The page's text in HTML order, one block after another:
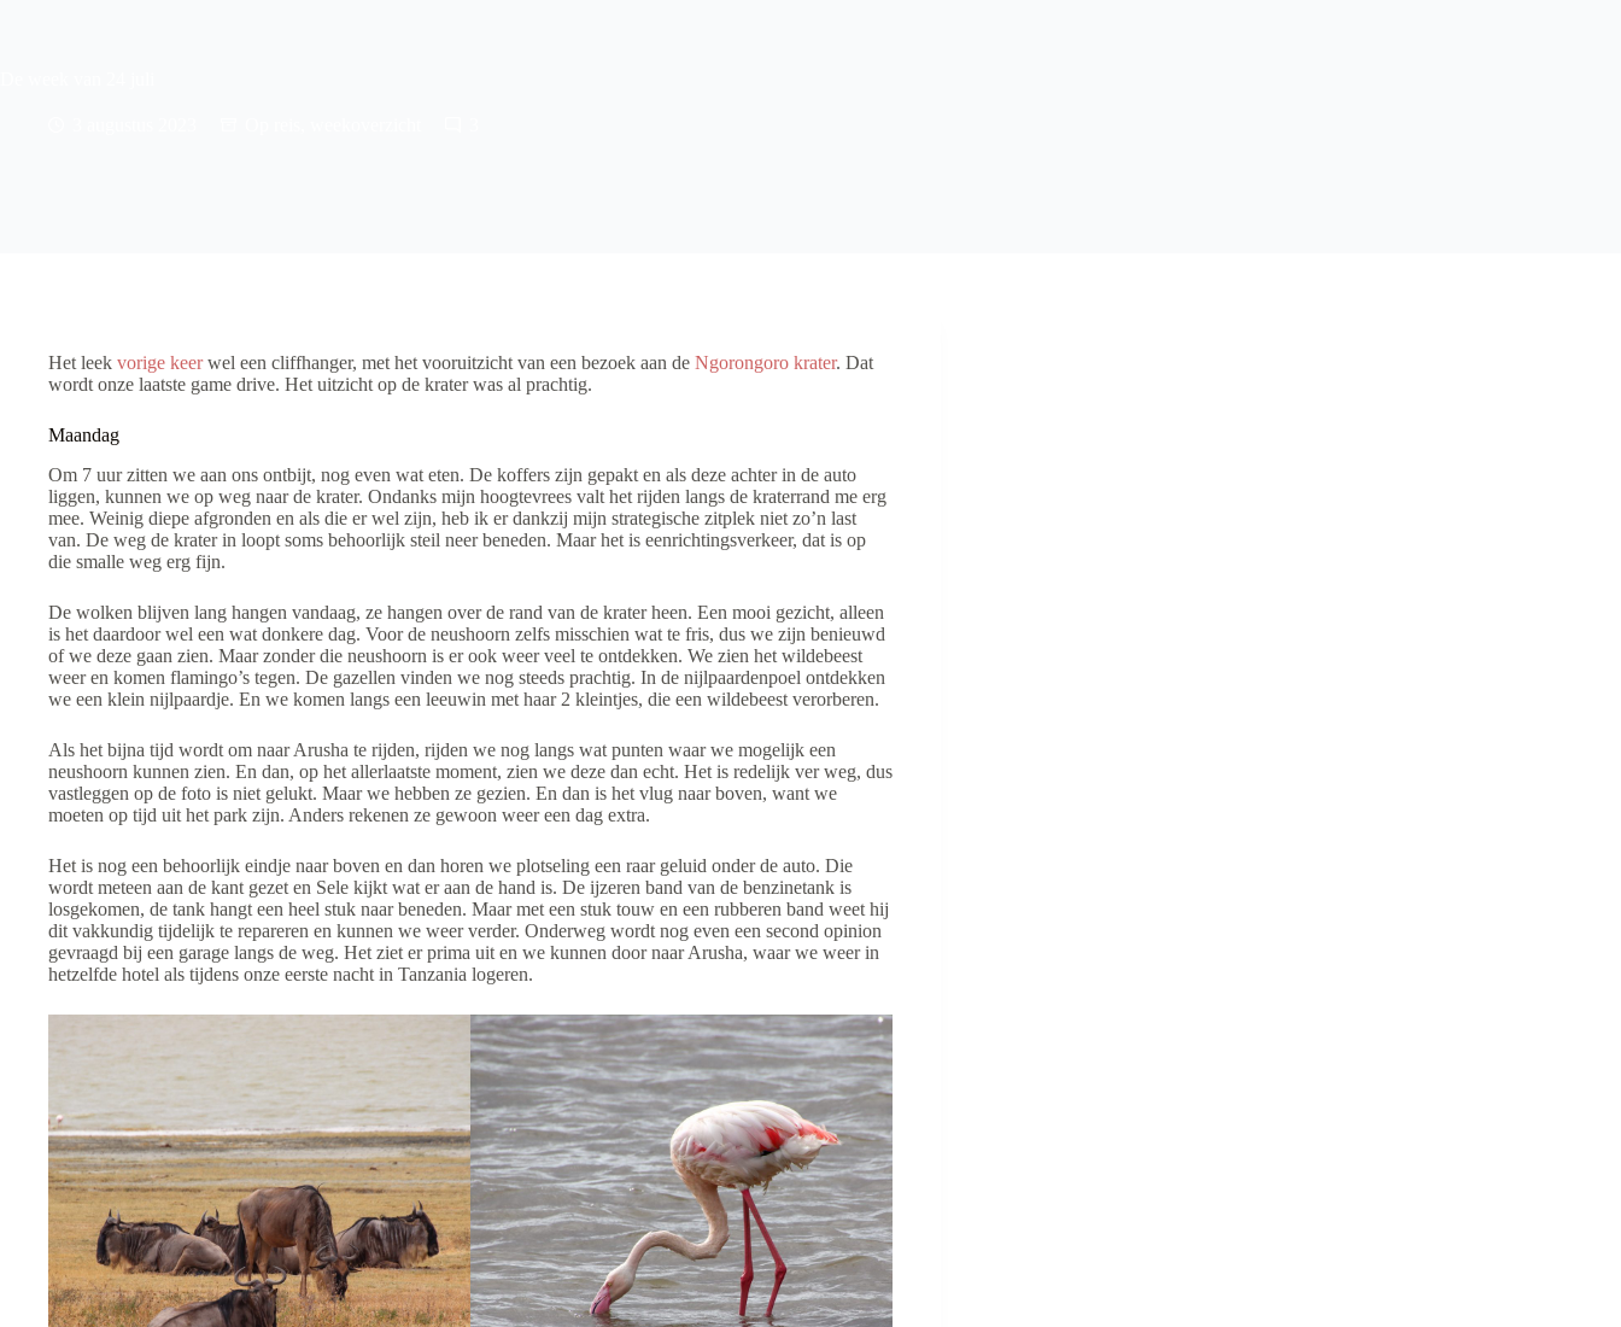
Het leek vorige keerwel een cliffhanger, met het vooruitzicht van een bezoek aan de Ngorongoro krater. Dat
wordt onze laatste game drive. Het uitzicht op de krater was al prachtig.
Maandag
Om 7 uur zitten we aan ons ontbijt, nog even wat eten. De koffers zijn gepakt en als deze achter in de auto
liggen, kunnen we op weg naar de krater. Ondanks mijn hoogtevrees valt het rijden langs de kraterrand me erg
mee. Weinig diepe afgronden en als die er wel zijn, heb ik er dankzij mijn strategische zitplek niet zo’n last
van. De weg de krater in loopt soms behoorlijk steil neer beneden. Maar het is eenrichtingsverkeer, dat is op
die smalle weg erg fijn.
De wolken blijven lang hangen vandaag, ze hangen over de rand van de krater heen. Een mooi gezicht, alleen
is het daardoor wel een wat donkere dag. Voor de neushoorn zelfs misschien wat te fris, dus we zijn benieuwd
of we deze gaan zien. Maar zonder die neushoorn is er ook weer veel te ontdekken. We zien het wildebeest
weer en komen flamingo’s tegen. De gazellen vinden we nog steeds prachtig. In de nijlpaardenpoel ontdekken
we een klein nijlpaardje. En we komen langs een leeuwin met haar 2 kleintjes, die een wildebeest verorberen.
Als het bijna tijd wordt om naar Arusha te rijden, rijden we nog langs wat punten waar we mogelijk een
neushoorn kunnen zien. En dan, op het allerlaatste moment, zien we deze dan echt. Het is redelijk ver weg, dus
vastleggen op de foto is niet gelukt. Maar we hebben ze gezien. En dan is het vlug naar boven, want we
moeten op tijd uit het park zijn. Anders rekenen ze gewoon weer een dag extra.
Het is nog een behoorlijk eindje naar boven en dan horen we plotseling een raar geluid onder de auto. Die
wordt meteen aan de kant gezet en Sele kijkt wat er aan de hand is. De ijzeren band van de benzinetank is
losgekomen, de tank hangt een heel stuk naar beneden. Maar met een stuk touw en een rubberen band weet hij
dit vakkundig tijdelijk te repareren en kunnen we weer verder. Onderweg wordt nog even een second opinion
gevraagd bij een garage langs de weg. Het ziet er prima uit en we kunnen door naar Arusha, waar we weer in
hetzelfde hotel als tijdens onze eerste nacht in Tanzania logeren.